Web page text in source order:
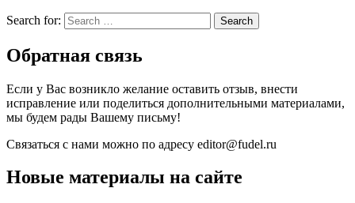
Search for: Search
Обратная связь
Если у Вас возникло желание оставить отзыв, внести
исправление или поделиться дополнительными материалами,
мы будем рады Вашему письму!
Связаться с нами можно по адресу editor@fudel.ru
Новые материалы на сайте